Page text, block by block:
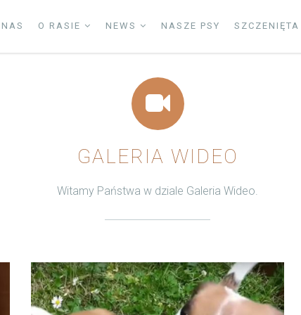
O RASIE NEWS NASZE PSY SZCZENIĘTA
GALERIA WIDEO
Witamy Państwa w dziale Galeria Wideo.